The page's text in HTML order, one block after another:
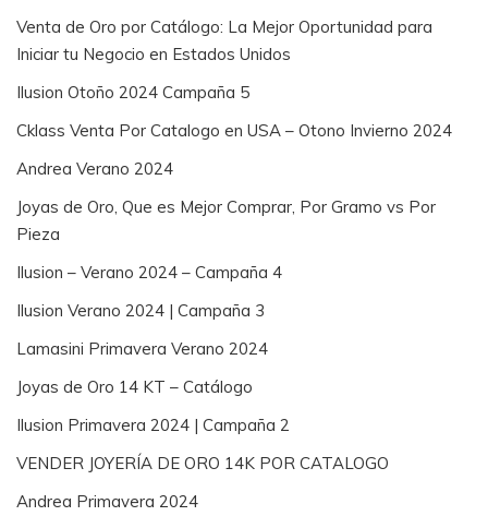
Venta de Oro por Catálogo: La Mejor Oportunidad para
Iniciar tu Negocio en Estados Unidos
Ilusion Otoño 2024 Campaña 5
Cklass Venta Por Catalogo en USA – Otono Invierno 2024
Andrea Verano 2024
Joyas de Oro, Que es Mejor Comprar, Por Gramo vs Por
Pieza
Ilusion – Verano 2024 – Campaña 4
Ilusion Verano 2024 | Campaña 3
Lamasini Primavera Verano 2024
Joyas de Oro 14 KT – Catálogo
Ilusion Primavera 2024 | Campaña 2
VENDER JOYERÍA DE ORO 14K POR CATALOGO
Andrea Primavera 2024